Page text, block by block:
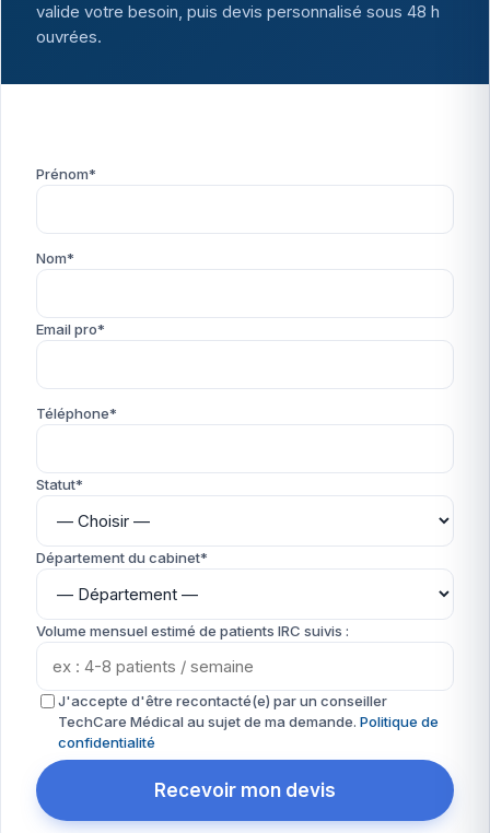
valide votre besoin, puis devis personnalisé sous 48 h
ouvrées.
Prénom*
Nom*
Email pro*
Téléphone*
Statut*
Département du cabinet*
Volume mensuel estimé de patients IRC suivis :
J'accepte d'être recontacté(e) par un conseiller
TechCare Médical au sujet de ma demande. Politique de
confidentialité
Recevoir mon devis